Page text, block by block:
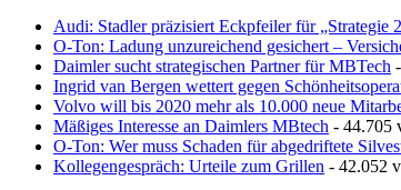
Audi: Stadler präzisiert Eckpfeiler für „Strategie
O-Ton: Ladung unzureichend gesichert –
Daimler sucht strategischen Partner für MBTech
Ingrid van Bergen wettert gegen
Volvo will bis 2020 mehr als 10.000 neue
Mäßiges Interesse an Daimlers MBtech - 44.705
O-Ton: Wer muss Schaden für abgedriftete
Kollegengespräch: Urteile zum Grillen - 42.052